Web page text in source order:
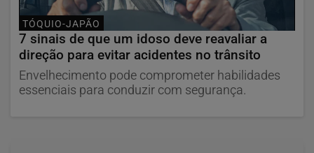
TÓQUIO-JAPÃO
7 sinais de que um idoso deve reavaliar a
direção para evitar acidentes no trânsito
Envelhecimento pode comprometer habilidades
essenciais para conduzir com segurança.